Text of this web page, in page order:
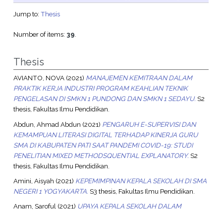
Jump to: Thesis
Number of items: 39.
Thesis
AVIANTO, NOVA(2021) MANAJEMEN KEMITRAAN DALAM
PRAKTIK KERJA INDUSTRI PROGRAM KEAHLIAN TEKNIK
PENGELASAN DI SMKN 1 PUNDONG DAN SMKN 1 SEDAYU. S2
thesis, Fakultas Ilmu Pendidikan.
Abdun, Ahmad Abdun (2021) PENGARUH E-SUPERVISI DAN
KEMAMPUAN LITERASI DIGITAL TERHADAP KINERJA GURU
SMA DI KABUPATEN PATI SAAT PANDEMI COVID-19: STUDI
PENELITIAN MIXED METHODSQUENTIAL EXPLANATORY.S2
thesis, Fakultas Ilmu Pendidikan.
Amini, Aisyah (2021) KEPEMIMPINAN KEPALA SEKOLAH DI SMA
NEGERI 1 YOGYAKARTA. S3 thesis, Fakultas Ilmu Pendidikan.
Anam, Saroful(2021) UPAYA KEPALA SEKOLAH DALAM